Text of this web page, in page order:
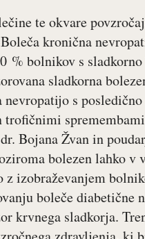
te okvare
kronična
% bolnikov s
sladkorna
nevropatijo s
trofičnimi
Bojana Žvan in
bolezen lahko v
z izobraževanjem
boleče diabetične
krvnega sladkorja.